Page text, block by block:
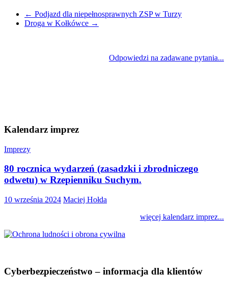
← Podjazd dla niepełnosprawnych ZSP w Turzy
Droga w Kołkówce →
Odpowiedzi na zadawane pytania...
Kalendarz imprez
Imprezy
80 rocznica wydarzeń (zasadzki i zbrodniczego
odwetu) w Rzepienniku Suchym.
10 września 2024 Maciej Hołda
więcej kalendarz imprez...
Cyberbezpieczeństwo – informacja dla klientów